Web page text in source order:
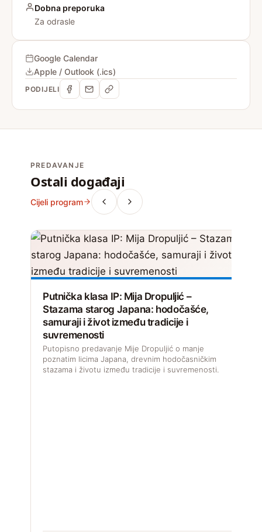
Dobna preporuka
Za odrasle
Google Calendar
Apple / Outlook (.ics)
PODIJELI
PREDAVANJE
Ostali događaji
Cijeli program
Putnička klasa IP: Mija Dropuljić –
Stazama starog Japana: hodočašće,
samuraji i život između tradicije i
suvremenosti
Putopisno predavanje Mije Dropuljić o manje
poznatim licima Japana, drevnim hodočasničkim
stazama i životu između tradicije i suvremenosti.